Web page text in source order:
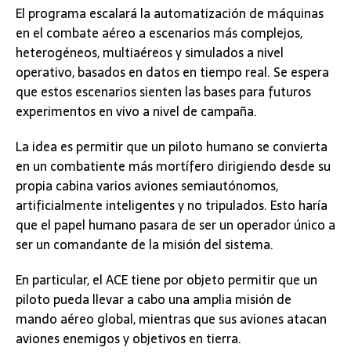
El programa escalará la automatización de máquinas
en el combate aéreo a escenarios más complejos,
heterogéneos, multiaéreos y simulados a nivel
operativo, basados en datos en tiempo real. Se espera
que estos escenarios sienten las bases para futuros
experimentos en vivo a nivel de campaña.
La idea es permitir que un piloto humano se convierta
en un combatiente más mortífero dirigiendo desde su
propia cabina varios aviones semiautónomos,
artificialmente inteligentes y no tripulados. Esto haría
que el papel humano pasara de ser un operador único a
ser un comandante de la misión del sistema.
En particular, el ACE tiene por objeto permitir que un
piloto pueda llevar a cabo una amplia misión de
mando aéreo global, mientras que sus aviones atacan
aviones enemigos y objetivos en tierra.